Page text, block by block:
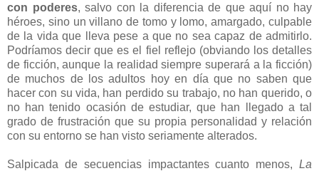
con poderes, salvo con la diferencia de que aquí no hay
héroes, sino un villano de tomo y lomo, amargado, culpable
de la vida que lleva pese a que no sea capaz de admitirlo.
Podríamos decir que es el fiel reflejo (obviando los detalles
de ficción, aunque la realidad siempre superará a la ficción)
de muchos de los adultos hoy en día que no saben que
hacer con su vida, han perdido su trabajo, no han querido, o
no han tenido ocasión de estudiar, que han llegado a tal
grado de frustración que su propia personalidad y relación
con su entorno se han visto seriamente alterados.
Salpicada de secuencias impactantes cuanto menos, La